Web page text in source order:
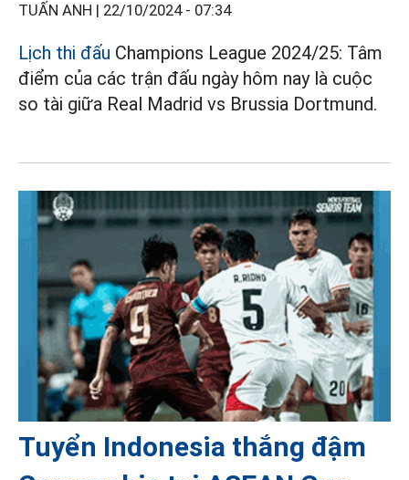
TUẤN ANH | 22/10/2024 - 07:34
Lịch thi đấu Champions League 2024/25: Tâm
điểm của các trận đấu ngày hôm nay là cuộc
so tài giữa Real Madrid vs Brussia Dortmund.
Tuyển Indonesia thắng đậm